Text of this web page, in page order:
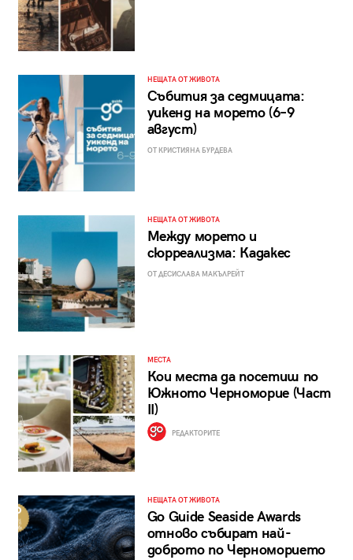
НЕЩАТА ОТ ЖИВОТА
Събития за седмицата:
уикенд на морето (6–9
август)
ОТ КРИСТИЯНА БУРДЕВА
НЕЩАТА ОТ ЖИВОТА
Между морето и
сюрреализма: Кадакес
ОТ ДЕСИСЛАВА МАКЪЛРЕЙТ
МЕСТА
Кои места да посетиш по
Южното Черноморие (Част
II)
РЕДАКТОРИТЕ
НЕЩАТА ОТ ЖИВОТА
Go Guide Seaside Awards
отново събират най-
доброто по Черноморието